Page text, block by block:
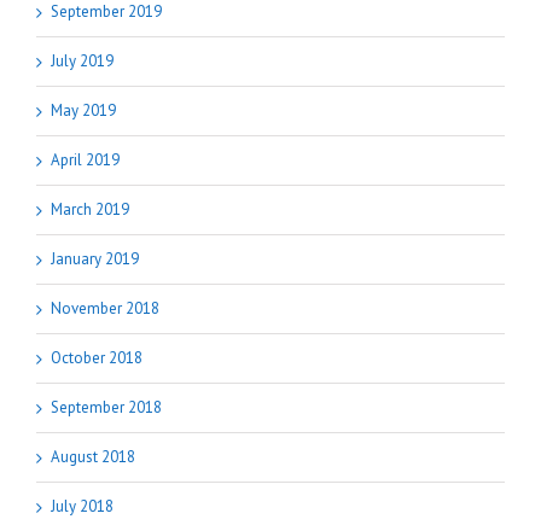
September 2019
July 2019
May 2019
April 2019
March 2019
January 2019
November 2018
October 2018
September 2018
August 2018
July 2018